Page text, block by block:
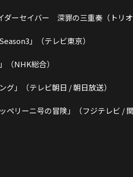
ダーセイバー 深罪の三重奏（トリオ
」（テレビ東京）
（NHK総合）
グ」（テレビ朝日 / 朝日放送）
ペリーニ号の冒険」（フジテレビ / 関